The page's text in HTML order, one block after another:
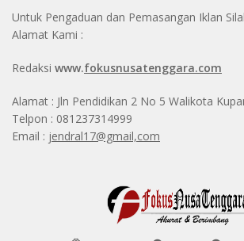
Untuk Pengaduan dan Pemasangan Iklan
Alamat Kami :
Redaksi www.fokusnusatenggara.com
Alamat : Jln Pendidikan 2 No 5 Walikota
Telpon : 081237314999
Email : jendral17@gmail,com